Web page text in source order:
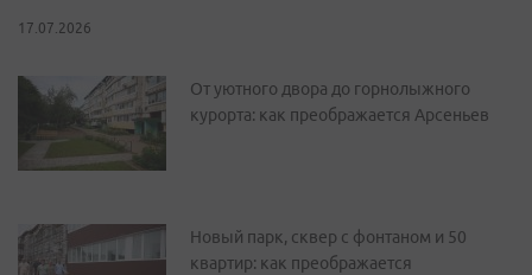
17.07.2026
От уютного двора до горнолыжного
курорта: как преображается Арсеньев
Новый парк, сквер с фонтаном и 50
квартир: как преображается